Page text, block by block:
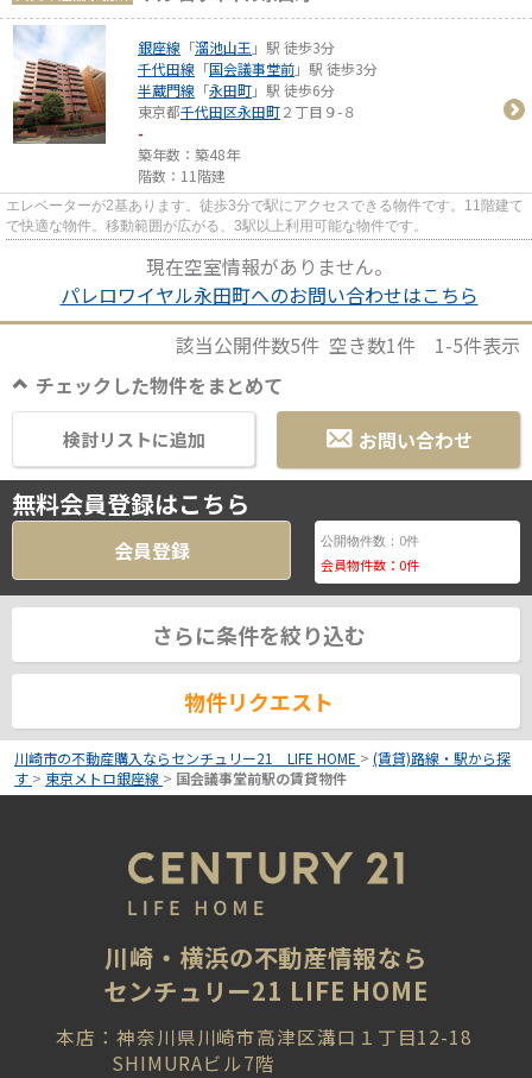
銀座線 「溜池山王 」駅 徒歩3分
千代田線 「国会議事堂前」駅 徒歩3分
半蔵門線 「永田町」駅 徒歩6分
東京都千代田区永田町２丁目９-８
-
築年数：築48年
階数：11階建
エレベーターが2基あります。徒歩3分で駅にアクセスできる物件です。11階建て
で快適な物件。移動範囲が広がる、3駅以上利用可能な物件です。
現在空室情報がありません。
パレロワイヤル永田町へのお問い合わせはこちら
該当公開件数5件 空き数1件 1-5件表示
チェックした物件をまとめて
お問い合わせ
検討リストに追加
無料会員登録はこちら
会員登録 公開物件数： 0件
会員物件数： 0件
さらに条件を絞り込む
物件リクエスト
川崎市の不動産購入ならセンチュリー21 LIFE HOME > (賃貸)路線・駅から探
す > 東京メトロ銀座線 > 国会議事堂前駅の賃貸物件
川崎・横浜の不動産情報なら
センチュリー21 LIFE HOME
本店：神奈川県川崎市高津区溝口１丁目12-18
SHIMURAビル7階